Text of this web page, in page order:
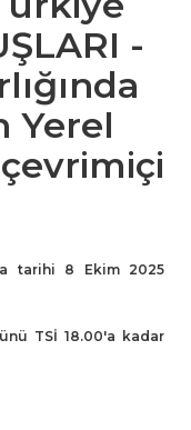
-
Yerel
çevrimiçi
tarihi 8 Ekim 2025
TSİ 18.00'a kadar